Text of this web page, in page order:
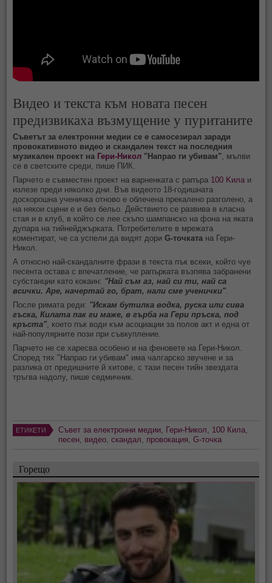
Видео и текста към новата песен
предизвикаха възмущение у пуританите
Съветът за електронни медии се е самосезирал заради
провокативното видео и скандален текст на последния
музикален проект на Гери-Никол "Напрао ги убивам", мълви
се в светските среди, пише ПИК.
Парчето е съвместен проект на варненката с рапъра 100 Kила и
излезе преди няколко дни. Във видеото 18-годишната
доскорошна ученичка отново е облечена прекалено разголено, а
на някои сцени е и без бельо. Действието се развива в класна
стая и в клуб, в който се лее скъпо шампанско на фона на яката
дупара на тийнейджърката. Потребителите в мрежата
коментират, че са успели да видят дориG-точката на Гери-
Никол.
А относно най-скандалните фрази в текста пък всеки, който чуе
песента остава с впечатление, че рапърката възпява забранени
субстанции като кокаин: "Най съм аз, най си ти, най са
всички. Аре, начертай го, брат, нали сме ученички".
После римата реди: "Искам бутилка водка, руска или сива
гъска, Килата пак ги маже, в гърба на Гери пръска, под
кръста", което пък води към асоциации за полов акт и една от
най-популярните пози при съвкупление.
Парчето не се харесва особено и на феновете на Гери-Никол.
Според тях "Напрао ги убивам" има чалгарско звучене и за
разлика от предишните й хитове, с тази песен тийн звездата
тръгва надолу, пише седмичник.
ЕТИКЕТИ Съвет за електронни медии, Гери-Никол, 100 Кила,
песен, видео,скандал, провокация,G-точка
Горещо